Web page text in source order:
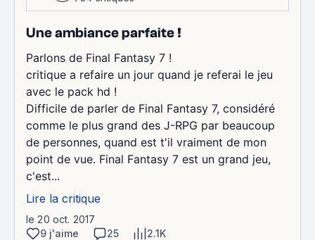
Une ambiance parfaite !
Parlons de Final Fantasy 7 !
critique a refaire un jour quand je referai le jeu
avec le pack hd !
Difficile de parler de Final Fantasy 7, considéré
comme le plus grand des J-RPG par beaucoup
de personnes, quand est t'il vraiment de mon
point de vue. Final Fantasy 7 est un grand jeu,
c'est...
Lire la critique
le 20 oct. 2017
9 j'aime
25 2.1K